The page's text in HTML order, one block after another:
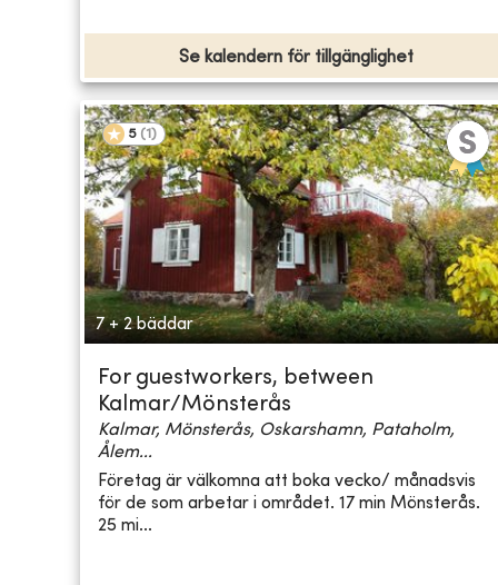
Se kalendern för tillgänglighet
5 (1 )
7 + 2 bäddar
For guestworkers, between
Kalmar/Mönsterås
Kalmar, Mönsterås, Oskarshamn, Pataholm,
Ålem...
Företag är välkomna att boka vecko/ månadsvis
för de som arbetar i området. 17 min Mönsterås.
25 mi...